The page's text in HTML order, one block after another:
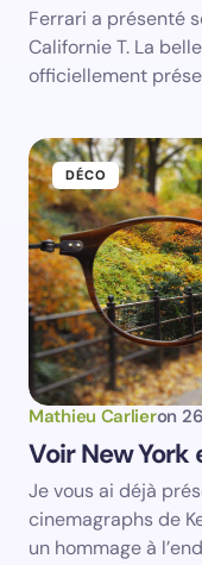
Ferrari a présenté
Californie T. La
officiellement
DÉCO
Mathieu Carlieron
Voir New
Je vous ai déjà
cinemagraphs de
un hommage à